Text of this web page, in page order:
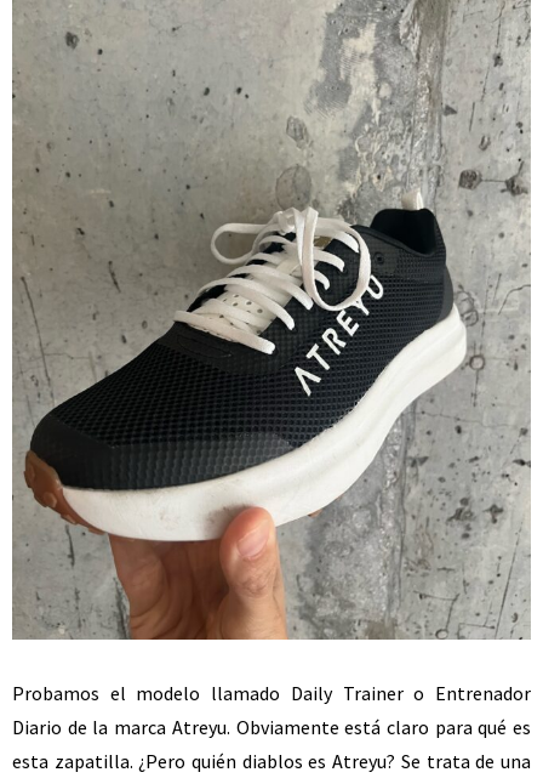
Probamos el modelo llamado Daily Trainer o Entrenador
Diario de la marca Atreyu. Obviamente está claro para qué es
esta zapatilla. ¿Pero quién diablos es Atreyu? Se trata de una